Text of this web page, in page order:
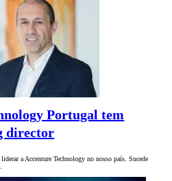
Portugal tem
director
a Accenture Technology no nosso país. Sucede